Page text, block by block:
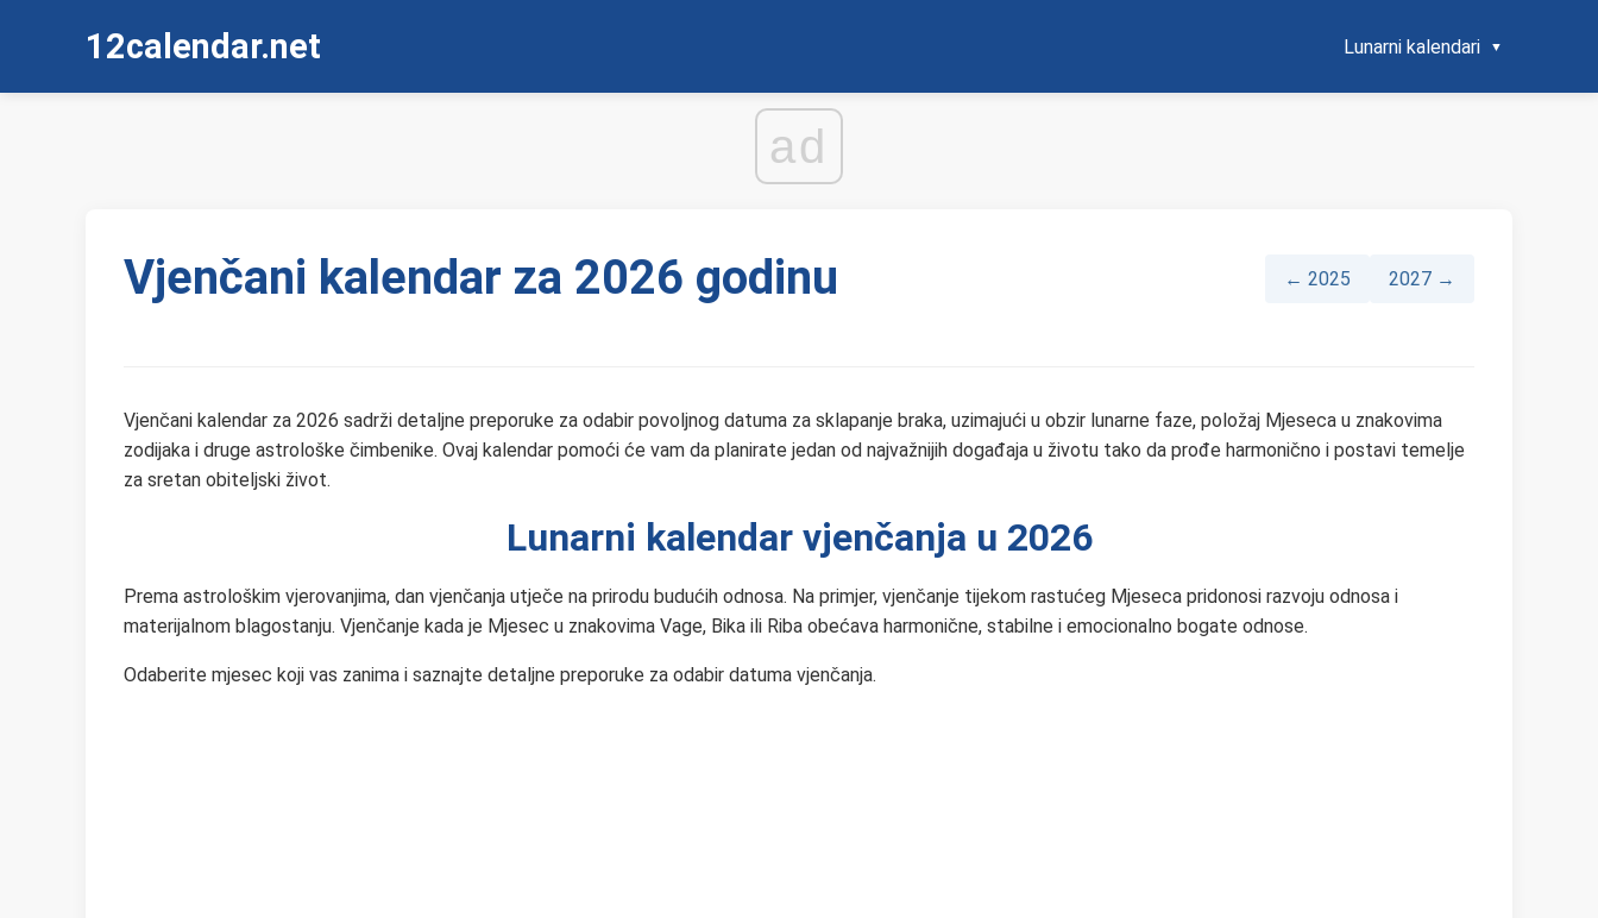
12calendar.net Lunarni kalendari
ad
Vjenčani kalendar za 2026 godinu ← 2025 2027 →
Vjenčani kalendar za 2026 sadrži detaljne preporuke za odabir povoljnog datuma za sklapanje braka, uzimajući u obzir lunarne faze, položaj Mjeseca u znakovima
zodijaka i druge astrološke čimbenike. Ovaj kalendar pomoći će vam da planirate jedan od najvažnijih događaja u životu tako da prođe harmonično i postavi temelje
za sretan obiteljski život.
Lunarni kalendar vjenčanja u 2026
Prema astrološkim vjerovanjima, dan vjenčanja utječe na prirodu budućih odnosa. Na primjer, vjenčanje tijekom rastućeg Mjeseca pridonosi razvoju odnosa i
materijalnom blagostanju. Vjenčanje kada je Mjesec u znakovima Vage, Bika ili Riba obećava harmonične, stabilne i emocionalno bogate odnose.
Odaberite mjesec koji vas zanima i saznajte detaljne preporuke za odabir datuma vjenčanja.